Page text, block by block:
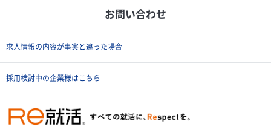
お問い合わせ
求人情報の内容が事実と違った場合
採用検討中の企業様はこちら